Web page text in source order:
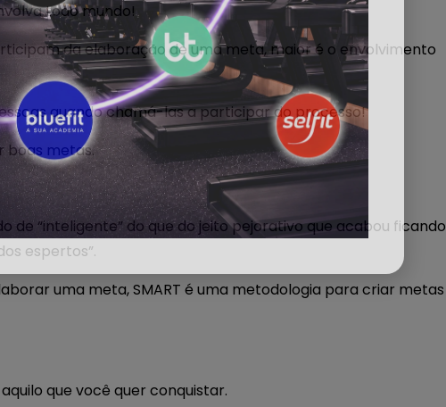
todo mundo!
da elaboração de uma meta, maior é o envolvimento
quando chamá-las a participar do processo!
boas metas.
de “inteligente” do que do jeito pejorativo que acabou ficando
espertos”.
uma meta, SMART é uma metodologia para criar metas
que você quer conquistar.